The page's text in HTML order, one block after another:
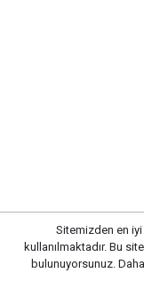
Sitemizden en
kullanılmaktadır. Bu
bulunuyorsunuz.